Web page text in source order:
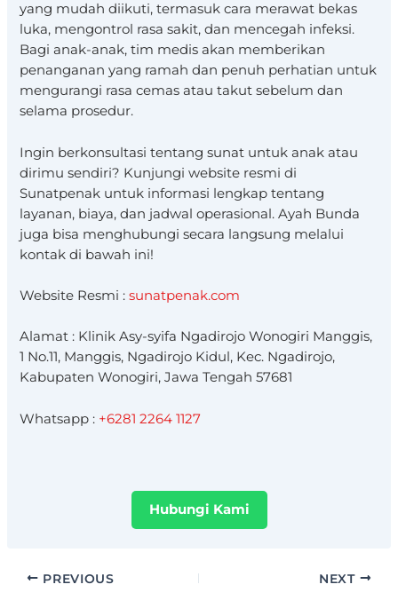
yang mudah diikuti, termasuk cara merawat bekas
luka, mengontrol rasa sakit, dan mencegah infeksi.
Bagi anak-anak, tim medis akan memberikan
penanganan yang ramah dan penuh perhatian untuk
mengurangi rasa cemas atau takut sebelum dan
selama prosedur.
Ingin berkonsultasi tentang sunat untuk anak atau
dirimu sendiri? Kunjungi website resmi di
Sunatpenak untuk informasi lengkap tentang
layanan, biaya, dan jadwal operasional. Ayah Bunda
juga bisa menghubungi secara langsung melalui
kontak di bawah ini!
Website Resmi :sunatpenak.com
Alamat : Klinik Asy-syifa Ngadirojo Wonogiri Manggis,
1 No.11, Manggis, Ngadirojo Kidul, Kec. Ngadirojo,
Kabupaten Wonogiri, Jawa Tengah 57681
Whatsapp : +6281 2264 1127
Hubungi Kami
PREVIOUS NEXT